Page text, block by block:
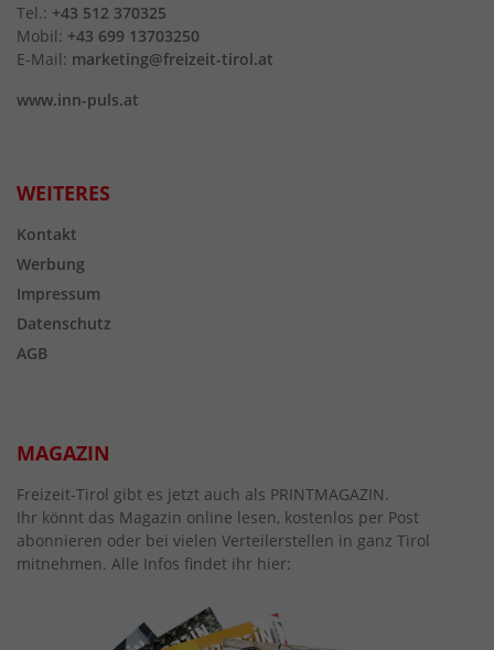
Tel.: +43 512 370325
Mobil: +43 699 13703250
E-Mail: marketing@freizeit-tirol.at
www.inn-puls.at
WEITERES
Kontakt
Werbung
Impressum
Datenschutz
AGB
MAGAZIN
Freizeit-Tirol gibt es jetzt auch als PRINTMAGAZIN.
Ihr könnt das Magazin online lesen, kostenlos per Post
abonnieren oder bei vielen Verteilerstellen in ganz Tirol
mitnehmen. Alle Infos findet ihr hier: